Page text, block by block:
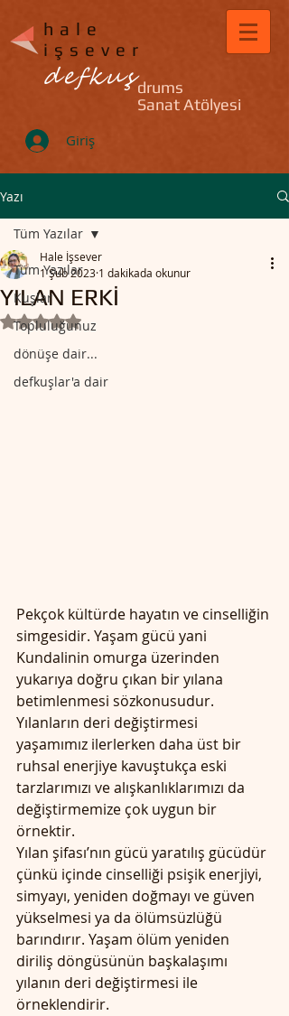
drums
Sanat Atölyesi
hale
işsever
defkuş
Giriş
Yazı
Tüm Yazılar
Kuşlar
Topluluğunuz
dönüşe dair...
defkuşlar'a dair
Tüm Yazılar
YILAN ERKİ
Hale İşsever
1 Şub 2023 1 dakikada okunur
5 üzerinden NaN yıldız
Pekçok kültürde hayatın ve cinselliğin
simgesidir. Yaşam gücü yani
Kundalinin omurga üzerinden
yukarıya doğru çıkan bir yılana
betimlenmesi sözkonusudur.
Yılanların deri değiştirmesi
yaşamımız ilerlerken daha üst bir
ruhsal enerjiye kavuştukça eski
tarzlarımızı ve alışkanlıklarımızı da
değiştirmemize çok uygun bir
örnektir.
Yılan şifası’nın gücü yaratılış gücüdür
çünkü içinde cinselliği psişik enerjiyi,
simyayı, yeniden doğmayı ve güven
yükselmesi ya da ölümsüzlüğü
barındırır. Yaşam ölüm yeniden
diriliş döngüsünün başkalaşımı
yılanın deri değiştirmesi ile
örneklendirir.